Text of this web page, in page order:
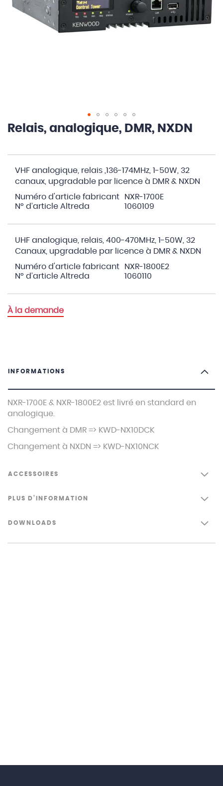
Skip
the
images
gallery
Relais, analogique, DMR, NXDN
du
produit
groupé
VHF analogique, relais ,136-174MHz, 1-50W, 32
canaux, upgradable par licence à DMR & NXDN
Numéro d'article fabricant
NXR-1700E
N° d’article Altreda
1060109
UHF analogique, relais, 400-470MHz, 1-50W, 32
Canaux, upgradable par licence à DMR & NXDN
Numéro d'article fabricant
NXR-1800E2
N° d’article Altreda
1060110
À la demande
INFORMATIONS
NXR-1700E & NXR-1800E2 est livré en standard en
analogique.
Changement à DMR => KWD-NX10DCK
Changement à NXDN => KWD-NX10NCK
ACCESSOIRES
PLUS D’INFORMATION
DOWNLOADS